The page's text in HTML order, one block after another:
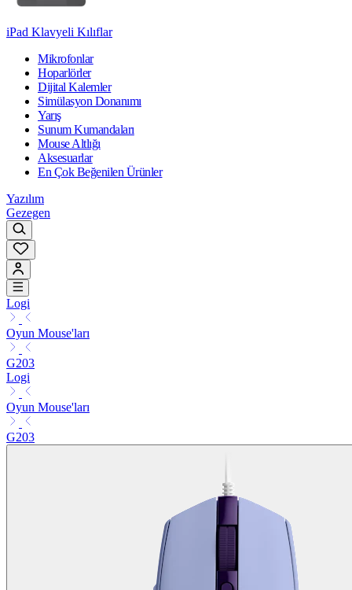
iPad Klavyeli Kılıflar
Mikrofonlar
Hoparlörler
Dijital Kalemler
Simülasyon Donanımı
Yarış
Sunum Kumandaları
Mouse Altlığı
Aksesuarlar
En Çok Beğenilen Ürünler
Yazılım
Gezegen
Logi
Oyun Mouse'ları
G203
Logi
Oyun Mouse'ları
G203